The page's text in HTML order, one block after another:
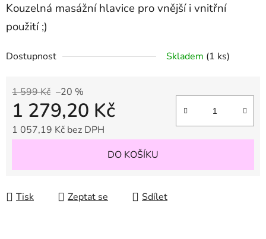
Kouzelná masážní hlavice pro vnější i vnitřní
použití ;)
Dostupnost Skladem (1 ks)
1 599 Kč –20 %
1 279,20 Kč
1 057,19 Kč bez DPH
DO KOŠÍKU
Tisk Zeptat se Sdílet